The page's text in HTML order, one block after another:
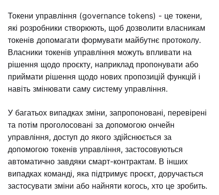
Токени управління (governance tokens) - це токени,
які розробники створюють, щоб дозволити власникам
токенів допомагати формувати майбутнє протоколу.
Власники токенів управління можуть впливати на
рішення щодо проєкту, наприклад пропонувати або
приймати рішення щодо нових пропозицій функцій і
навіть змінювати саму систему управління.
У багатьох випадках зміни, запропоновані, перевірені
та потім проголосовані за допомогою ончейн
управління, доступ до якого здійснюється за
допомогою токенів управління, застосовуються
автоматично завдяки смарт-контрактам. В інших
випадках команді, яка підтримує проєкт, доручається
застосувати зміни або найняти когось, хто це зробить.